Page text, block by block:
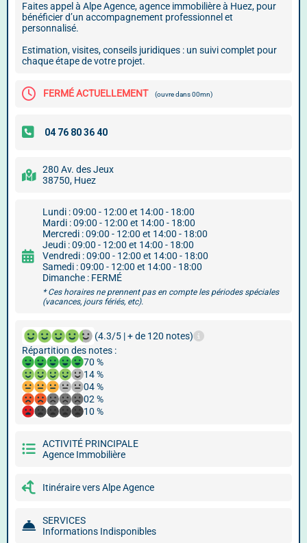
Faites appel à Alpe Agence, agence immobilière à Huez, pour
bénéficier d’un accompagnement professionnel et
personnalisé.
Estimation, visites, conseils juridiques : un suivi complet pour
chaque étape de votre projet.
FERMÉ ACTUELLEMENT (ouvre dans 00mn)
280 Av. des Jeux
38750, Huez
Lundi : 09:00 - 12:00 et 14:00 - 18:00
Mardi : 09:00 - 12:00 et 14:00 - 18:00
Mercredi : 09:00 - 12:00 et 14:00 - 18:00
Jeudi : 09:00 - 12:00 et 14:00 - 18:00
Vendredi : 09:00 - 12:00 et 14:00 - 18:00
Samedi : 09:00 - 12:00 et 14:00 - 18:00
Dimanche : FERMÉ
* Ces horaires ne prennent pas en compte les périodes spéciales
(vacances, jours fériés, etc).
(4.3/5 | + de 120 notes)
Répartition des notes :
70 %
14 %
04 %
02 %
10 %
ACTIVITÉ PRINCIPALE
Agence Immobilière
Itinéraire vers Alpe Agence
SERVICES
Informations Indisponibles